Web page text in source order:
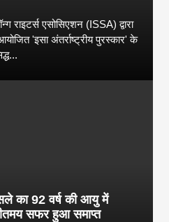
राइटर्स एसोसिएशन (ISSA) द्वारा
'इसा अंतर्राष्ट्रीय पुरस्कार' के
का 92 वर्ष की आयु में
सफर हुआ समाप्त